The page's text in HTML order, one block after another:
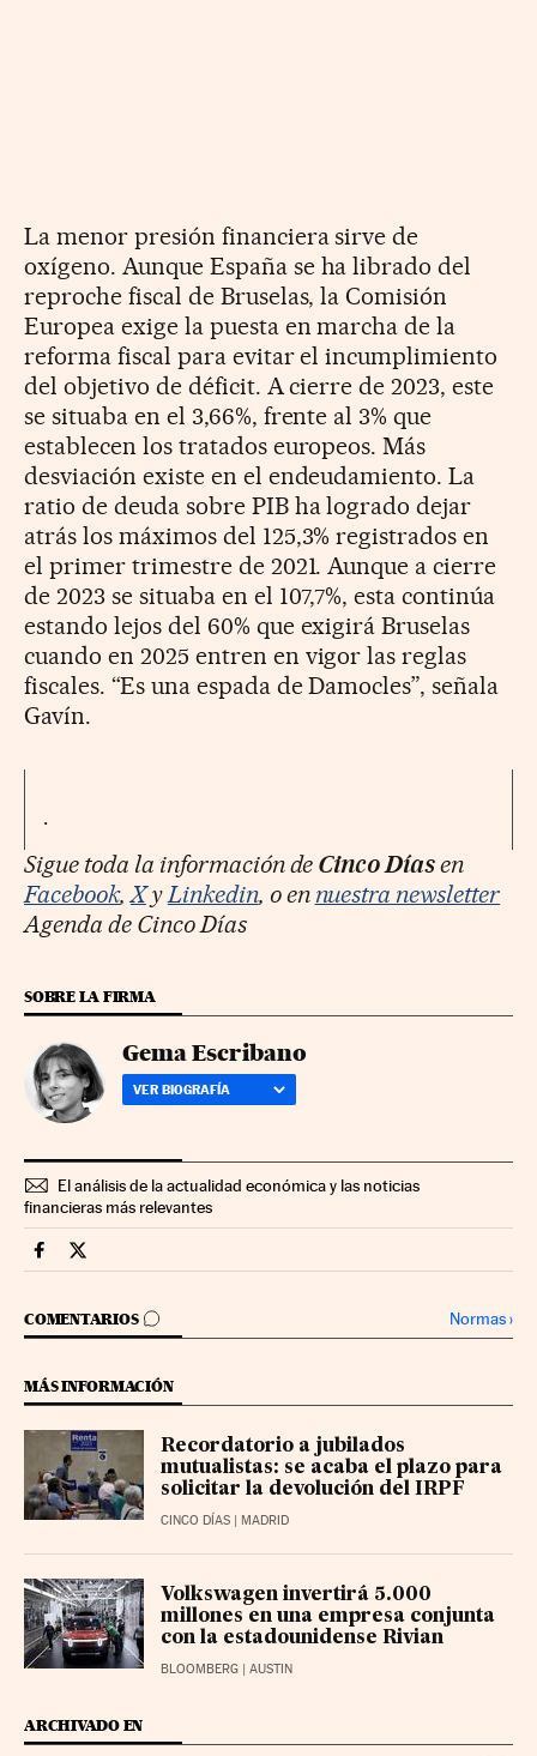
La menor presión financiera sirve de
oxígeno. Aunque España se ha librado del
reproche fiscal de Bruselas, la Comisión
Europea exige la puesta en marcha de la
reforma fiscal para evitar el incumplimiento
del objetivo de déficit. A cierre de 2023, este
se situaba en el 3,66%, frente al 3% que
establecen los tratados europeos. Más
desviación existe en el endeudamiento. La
ratio de deuda sobre PIB ha logrado dejar
atrás los máximos del 125,3% registrados en
el primer trimestre de 2021. Aunque a cierre
de 2023 se situaba en el 107,7%, esta continúa
estando lejos del 60% que exigirá Bruselas
cuando en 2025 entren en vigor las reglas
fiscales. “Es una espada de Damocles”, señala
Gavín.
.
Sigue toda la información de Cinco Díasen
Facebook,XyLinkedin, o ennuestra newsletter
Agenda de Cinco Días
SOBRE LA FIRMA
Gema Escribano
VER BIOGRAFÍA
El análisis de la actualidad económica y las noticias
financieras más relevantes
Mercados Financieros Cinco Días en Facebook
Mercados Financieros Cinco Días en Twitter
COMENTARIOS
IR A LOS COMENTARIOS Normas›
MÁS INFORMACIÓN
Recordatorio a jubilados
mutualistas: se acaba el plazo para
solicitar la devolución del IRPF
CINCO DÍAS | MADRID
Volkswagen invertirá 5.000
millones en una empresa conjunta
con la estadounidense Rivian
BLOOMBERG | AUSTIN
ARCHIVADO EN